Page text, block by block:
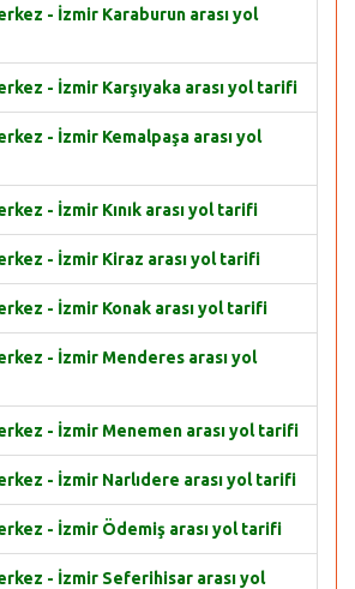
- İzmir Karaburun arası yol
- İzmir Karşıyaka arası yol tarifi
- İzmir Kemalpaşa arası yol
- İzmir Kınık arası yol tarifi
- İzmir Kiraz arası yol tarifi
- İzmir Konak arası yol tarifi
- İzmir Menderes arası yol
- İzmir Menemen arası yol tarifi
- İzmir Narlıdere arası yol tarifi
- İzmir Ödemiş arası yol tarifi
- İzmir Seferihisar arası yol